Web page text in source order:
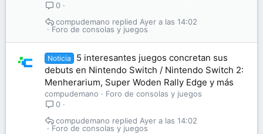
0
Foro de consolas y juegos
Ayer a las 14:02
compudemano
Noticia
5 interesantes juegos concretan sus
debuts en Nintendo Switch / Nintendo Switch 2:
Menherarium, Super Woden Rally Edge y más
compudemano
Foro de consolas y juegos
0
Foro de consolas y juegos
Ayer a las 14:02
compudemano